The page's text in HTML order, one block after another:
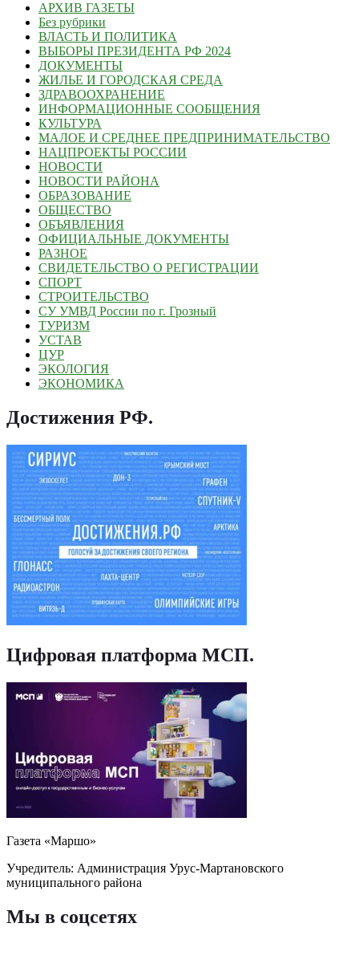
АРХИВ ГАЗЕТЫ
Без рубрики
ВЛАСТЬ И ПОЛИТИКА
ВЫБОРЫ ПРЕЗИДЕНТА РФ 2024
ДОКУМЕНТЫ
ЖИЛЬЕ И ГОРОДСКАЯ СРЕДА
ЗДРАВООХРАНЕНИЕ
ИНФОРМАЦИОННЫЕ СООБЩЕНИЯ
КУЛЬТУРА
МАЛОЕ И СРЕДНЕЕ ПРЕДПРИНИМАТЕЛЬСТВО
НАЦПРОЕКТЫ РОССИИ
НОВОСТИ
НОВОСТИ РАЙОНА
ОБРАЗОВАНИЕ
ОБЩЕСТВО
ОБЪЯВЛЕНИЯ
ОФИЦИАЛЬНЫЕ ДОКУМЕНТЫ
РАЗНОЕ
СВИДЕТЕЛЬСТВО О РЕГИСТРАЦИИ
СПОРТ
СТРОИТЕЛЬСТВО
СУ УМВД России по г. Грозный
ТУРИЗМ
УСТАВ
ЦУР
ЭКОЛОГИЯ
ЭКОНОМИКА
Достижения РФ.
Цифровая платформа МСП.
Газета «Маршо»
Учредитель: Администрация Урус-Мартановского
муниципального района
Мы в соцсетях